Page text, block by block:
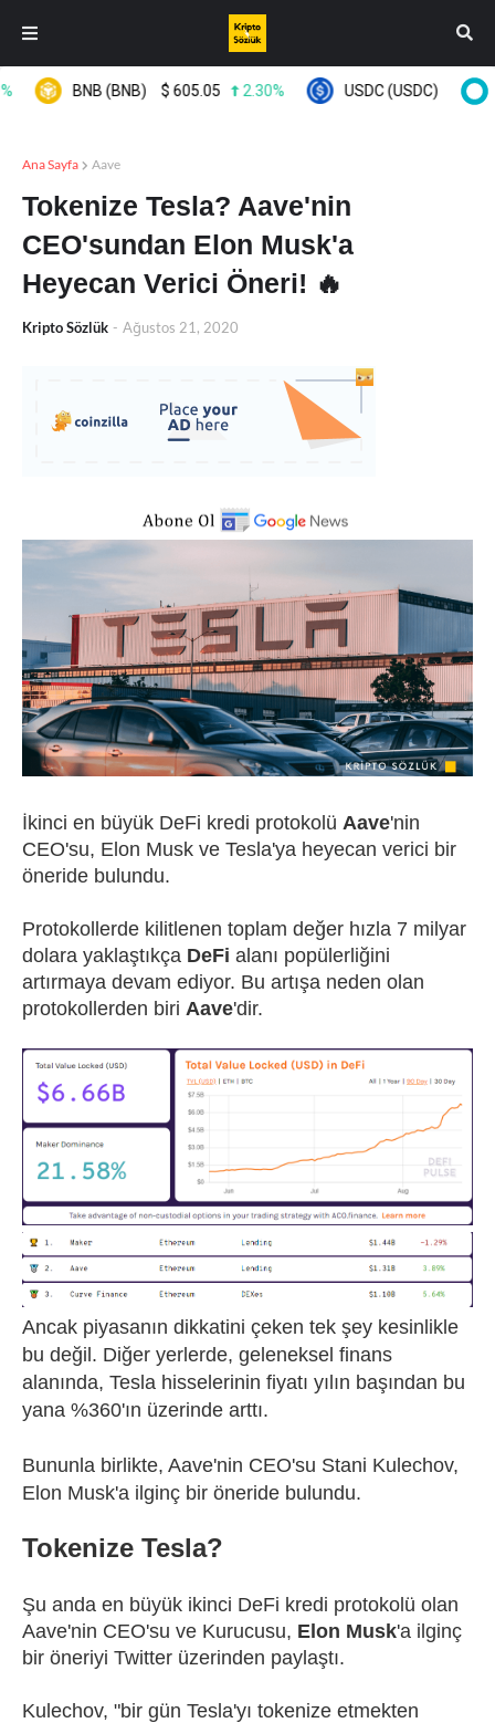
BNB (BNB) $605.05 2.30% USDC (USDC) $
Ana Sayfa Aave
Tokenize Tesla? Aave'nin
CEO'sundan Elon Musk'a
Heyecan Verici Öneri! 🔥
Kripto Sözlük - Ağustos 21, 2020
İkinci en büyük DeFi kredi protokolü Aave'nin
CEO'su, Elon Musk ve Tesla'ya heyecan verici bir
öneride bulundu.
Protokollerde kilitlenen toplam değer hızla 7 milyar
dolara yaklaştıkça DeFi alanı popülerliğini
artırmaya devam ediyor. Bu artışa neden olan
protokollerden biri Aave'dir.
Ancak piyasanın dikkatini çeken tek şey kesinlikle
bu değil. Diğer yerlerde, geleneksel finans
alanında, Tesla hisselerinin fiyatı yılın başından bu
yana %360'ın üzerinde arttı.
Bununla birlikte, Aave'nin CEO'su Stani Kulechov,
Elon Musk'a ilginç bir öneride bulundu.
Tokenize Tesla?
Şu anda en büyük ikinci DeFi kredi protokolü olan
Aave'nin CEO'su ve Kurucusu, Elon Musk'a ilginç
bir öneriyi Twitter üzerinden paylaştı.
Kulechov, "bir gün Tesla'yı tokenize etmekten